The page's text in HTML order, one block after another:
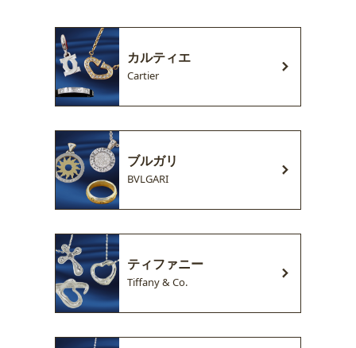
カルティエ
Cartier
ブルガリ
BVLGARI
ティファニー
Tiffany & Co.